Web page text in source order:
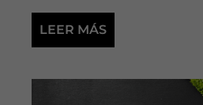
LEER MÁS